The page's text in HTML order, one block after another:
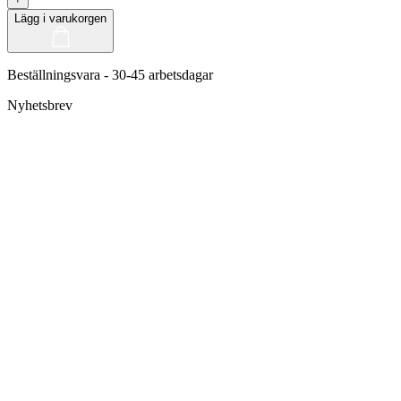
Lägg i varukorgen
Beställningsvara - 30-45 arbetsdagar
Nyhetsbrev